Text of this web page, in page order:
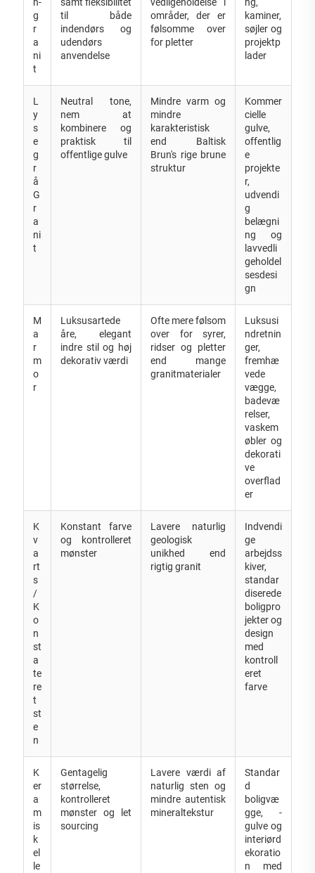
n-
g
r
a
ni
t
samt fleksibilitet
til både
indendørs og
udendørs
anvendelse
vedligeholdelse i
områder, der er
følsomme over
for pletter
ng,
kaminer,
søjler og
projektp
lader
L
y
s
e
g
r
å
G
r
a
ni
t
Neutral tone,
nem at
kombinere og
praktisk til
offentlige gulve
Mindre varm og
mindre
karakteristisk
end Baltisk
Brun's rige brune
struktur
Kommer
cielle
gulve,
offentlig
e
projekte
r,
udvendi
g
belægni
ng og
lavvedli
geholdel
sesdesi
gn
M
a
r
m
o
r
Luksusartede
åre, elegant
indre stil og høj
dekorativ værdi
Ofte mere følsom
over for syrer,
ridser og pletter
end mange
granitmaterialer
Luksusi
ndretnin
ger,
fremhæ
vede
vægge,
badevæ
relser,
vaskem
øbler og
dekorati
ve
overflad
er
K
v
a
rt
s
/
K
o
n
st
a
te
re
t
st
e
n
Konstant farve
og kontrolleret
mønster
Lavere naturlig
geologisk
unikhed end
rigtig granit
Indvendi
ge
arbejdss
kiver,
standar
diserede
boligpro
jekter og
design
med
kontroll
eret
farve
K
er
a
m
is
k
el
le
Gentagelig
størrelse,
kontrolleret
mønster og let
sourcing
Lavere værdi af
naturlig sten og
mindre autentisk
mineraltekstur
Standar
d
boligvæ
gge, -
gulve og
interiørd
ekoratio
n med